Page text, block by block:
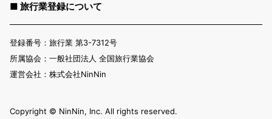
■ 旅行業登録について
登録番号：旅行業 第3-7312号
所属協会：一般社団法人 全国旅行業協会
運営会社：株式会社NinNin
Copyright ©︎ NinNin, Inc. All rights reserved.